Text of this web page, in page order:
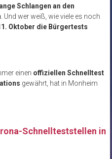
Schlangen an den
. Und wer weiß, wie viele es noch
Oktober die Bürgertests
einen offiziellen Schnelltest
gewährt, hat in Monheim
Schnellteststellen in